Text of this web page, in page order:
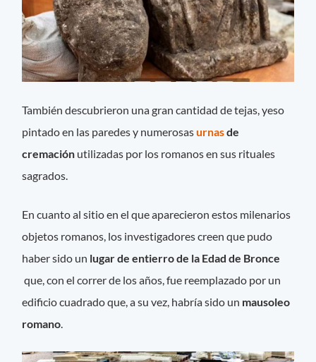
También descubrieron una gran cantidad de tejas, yeso
pintado en las paredes y numerosasurnasde
cremación utilizadas por los romanos en sus rituales
sagrados.
En cuanto al sitio en el que aparecieron estos milenarios
objetos romanos, los investigadores creen que pudo
haber sido un lugar de entierro de la Edad de Bronce
que, con el correr de los años, fue reemplazado por un
edificio cuadrado que, a su vez, habría sido un mausoleo
romano.